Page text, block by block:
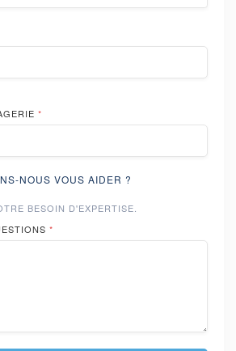
*
NOUS VOUS AIDER ?
BESOIN D'EXPERTISE.
*